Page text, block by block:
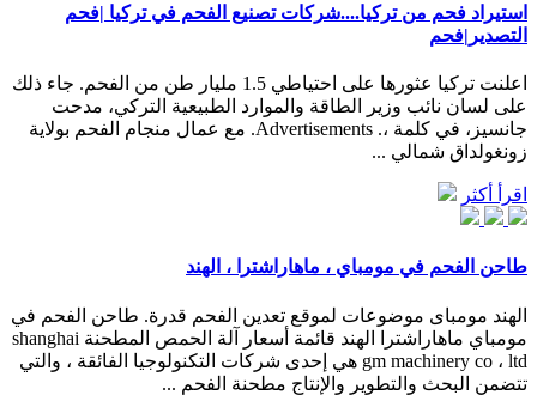
استيراد فحم من تركيا....شركات تصنيع الفحم في تركيا |فحم
التصدير|فحم
اعلنت تركيا عثورها على احتياطي 1.5 مليار طن من الفحم. جاء ذلك
على لسان نائب وزير الطاقة والموارد الطبيعية التركي، مدحت
جانسيز، في كلمة ،. Advertisements. مع عمال منجام الفحم بولاية
زونغولداق شمالي ...
اقرأ أكثر
طاحن الفحم في مومباي ، ماهاراشترا ، الهند
الهند مومباى موضوعات لموقع تعدين الفحم قدرة. طاحن الفحم في
مومباي ماهاراشترا الهند قائمة أسعار آلة الحمص المطحنة shanghai
gm machinery co ، ltd هي إحدى شركات التكنولوجيا الفائقة ، والتي
تتضمن البحث والتطوير والإنتاج مطحنة الفحم ...